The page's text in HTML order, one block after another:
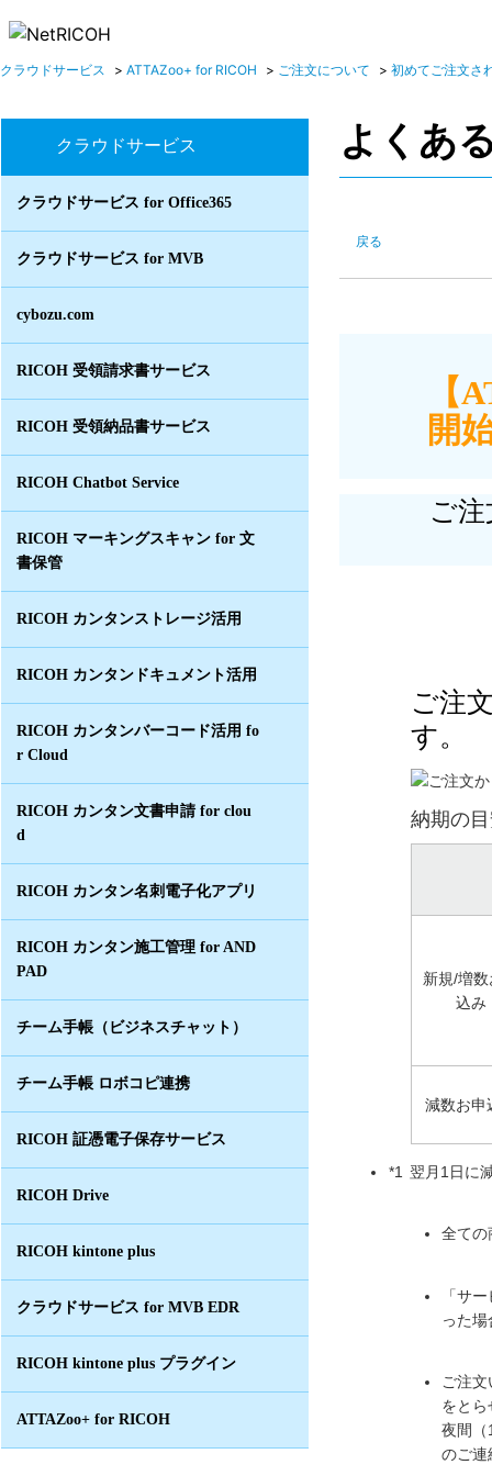
クラウドサービス > ATTAZoo+ for RICOH > ご注文について > 初めてご注文さ
クラウドサービス
クラウドサービス for Office365
クラウドサービス for MVB
cybozu.com
RICOH 受領請求書サービス
RICOH 受領納品書サービス
RICOH Chatbot Service
RICOH マーキングスキャン for 文
書保管
RICOH カンタンストレージ活用
RICOH カンタンドキュメント活用
RICOH カンタンバーコード活用 fo
r Cloud
RICOH カンタン文書申請 for clou
d
RICOH カンタン名刺電子化アプリ
RICOH カンタン施工管理 for AND
PAD
チーム手帳（ビジネスチャット）
チーム手帳 ロボコピ連携
RICOH 証憑電子保存サービス
RICOH Drive
RICOH kintone plus
クラウドサービス for MVB EDR
RICOH kintone plus プラグイン
ATTAZoo+ for RICOH
よくあ
戻る
【
開
ご
ご注
す。
納期の
新規/増
込み
減数お申
*1 翌月1日に
全ての
「サ
った
ご注
をと
夜間（
のご連